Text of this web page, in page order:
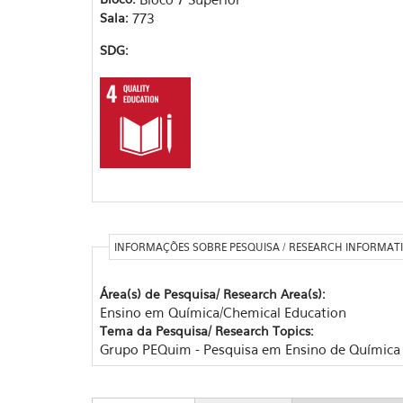
Sala: 773
SDG:
INFORMAÇÕES SOBRE PESQUISA / RESEARCH
Área(s) de Pesquisa/ Research Area(s):
Ensino em Química/Chemical Education
Tema da Pesquisa/ Research Topics:
Grupo PEQuim - Pesquisa em Ensino de Química